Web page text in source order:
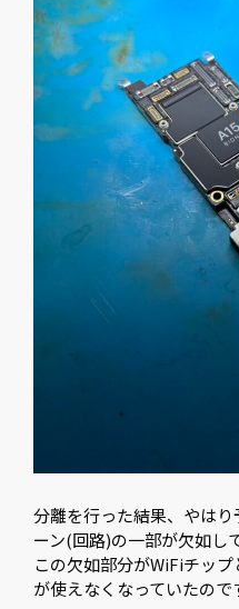
分離を行った結果、やは
ーン(回路)の一部が欠如し
この欠如部分がWiFiチッ
が使えなくなっていたので